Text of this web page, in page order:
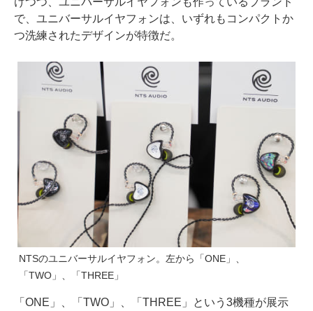
で、ユニバーサルイヤフォンは、いずれもコンパクトか
つ洗練されたデザインが特徴だ。
NTSのユニバーサルイヤフォン。左から「ONE」、
「TWO」、「THREE」
「ONE」、「TWO」、「THREE」という3機種が展示